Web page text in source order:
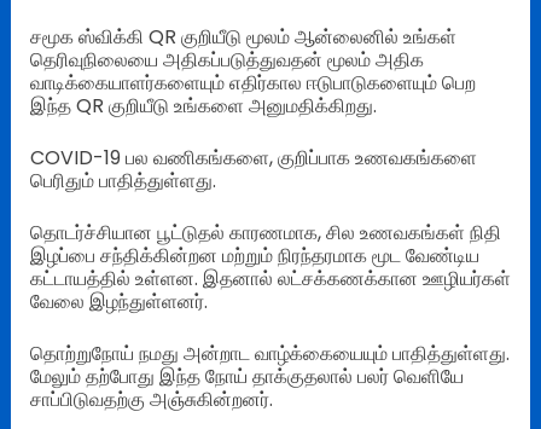
சமூக ஸ்விக்கி QR குறியீடு மூலம் ஆன்லைனில் உங்கள்
தெரிவுநிலையை அதிகப்படுத்துவதன் மூலம் அதிக
வாடிக்கையாளர்களையும் எதிர்கால ஈடுபாடுகளையும் பெற
இந்த QR குறியீடு உங்களை அனுமதிக்கிறது.
COVID-19 பல வணிகங்களை, குறிப்பாக உணவகங்களை
பெரிதும் பாதித்துள்ளது.
தொடர்ச்சியான பூட்டுதல் காரணமாக, சில உணவகங்கள் நிதி
இழப்பை சந்திக்கின்றன மற்றும் நிரந்தரமாக மூட வேண்டிய
கட்டாயத்தில் உள்ளன. இதனால் லட்சக்கணக்கான ஊழியர்கள்
வேலை இழந்துள்ளனர்.
தொற்றுநோய் நமது அன்றாட வாழ்க்கையையும் பாதித்துள்ளது.
மேலும் தற்போது இந்த நோய் தாக்குதலால் பலர் வெளியே
சாப்பிடுவதற்கு அஞ்சுகின்றனர்.